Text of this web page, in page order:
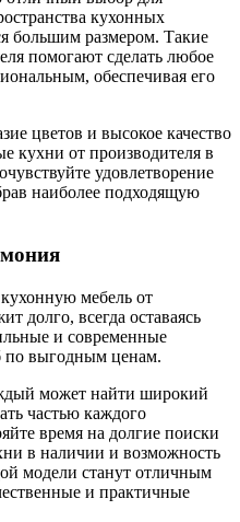
кухонных
большим размером. Такие
помогают сделать любое
обеспечивая его
цветов и высокое качество
кухни от производителя в
удовлетворение
наиболее подходящую
мебель от
долго, всегда оставаясь
и современные
по выгодным ценам.
может найти широкий
частью каждого
время на долгие поиски
в наличии и возможность
модели станут отличным
и практичные